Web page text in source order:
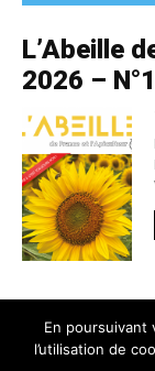
L’Abeille
2026 –
Nous
En poursuivant
l’utilisation de